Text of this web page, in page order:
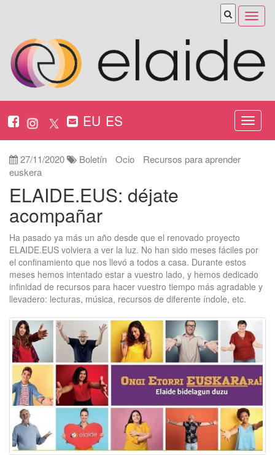
Abrir
menú
EU ES
ireki
27/11/2020 Boletín Ocio
Recursos para aprender
euskera
ELAIDE.EUS: déjate
acompañar
Ha pasado ya más un año desde que el renovado proyecto
ELAIDE.EUS volviera a ver la luz. No han sido meses fáciles por
el confinamiento que nos llevó a todos a casa. Durante estos
meses hemos intentado estar a vuestro lado, y hemos dedicado
infinidad de recursos para hacer vuestro tiempo más agradable y
llevadero: lecturas, música, recursos de diferente índole, etc.